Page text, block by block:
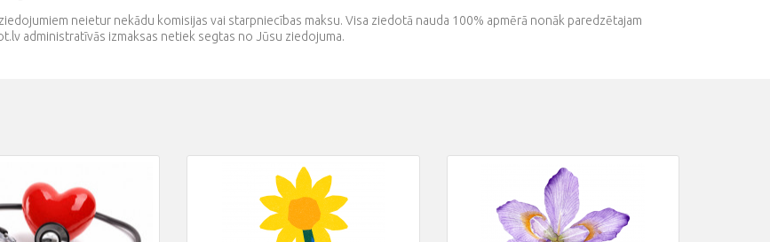
neietur nekādu komisijas vai starpniecības maksu. Visa ziedotā nauda 100% apmērā nonāk paredzētajam
administratīvās izmaksas netiek segtas no Jūsu ziedojuma.